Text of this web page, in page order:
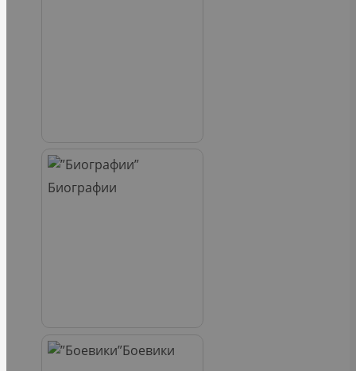
Биографии
Боевики